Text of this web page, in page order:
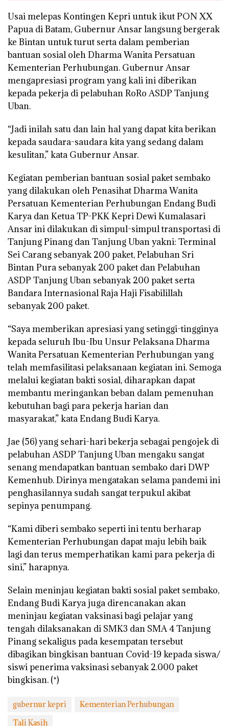
Usai melepas Kontingen Kepri untuk ikut PON XX
Papua di Batam, Gubernur Ansar langsung bergerak
ke Bintan untuk turut serta dalam pemberian
bantuan sosial oleh Dharma Wanita Persatuan
Kementerian Perhubungan. Gubernur Ansar
mengapresiasi program yang kali ini diberikan
kepada pekerja di pelabuhan RoRo ASDP Tanjung
Uban.
“Jadi inilah satu dan lain hal yang dapat kita berikan
kepada saudara-saudara kita yang sedang dalam
kesulitan,” kata Gubernur Ansar.
Kegiatan pemberian bantuan sosial paket sembako
yang dilakukan oleh Penasihat Dharma Wanita
Persatuan Kementerian Perhubungan Endang Budi
Karya dan Ketua TP-PKK Kepri Dewi Kumalasari
Ansar ini dilakukan di simpul-simpul transportasi di
Tanjung Pinang dan Tanjung Uban yakni: Terminal
Sei Carang sebanyak 200 paket, Pelabuhan Sri
Bintan Pura sebanyak 200 paket dan Pelabuhan
ASDP Tanjung Uban sebanyak 200 paket serta
Bandara Internasional Raja Haji Fisabilillah
sebanyak 200 paket.
“Saya memberikan apresiasi yang setinggi-tingginya
kepada seluruh Ibu-Ibu Unsur Pelaksana Dharma
Wanita Persatuan Kementerian Perhubungan yang
telah memfasilitasi pelaksanaan kegiatan ini. Semoga
melalui kegiatan bakti sosial, diharapkan dapat
membantu meringankan beban dalam pemenuhan
kebutuhan bagi para pekerja harian dan
masyarakat,” kata Endang Budi Karya.
Jae (56) yang sehari-hari bekerja sebagai pengojek di
pelabuhan ASDP Tanjung Uban mengaku sangat
senang mendapatkan bantuan sembako dari DWP
Kemenhub. Dirinya mengatakan selama pandemi ini
penghasilannya sudah sangat terpukul akibat
sepinya penumpang.
“Kami diberi sembako seperti ini tentu berharap
Kementerian Perhubungan dapat maju lebih baik
lagi dan terus memperhatikan kami para pekerja di
sini,” harapnya.
Selain meninjau kegiatan bakti sosial paket sembako,
Endang Budi Karya juga direncanakan akan
meninjau kegiatan vaksinasi bagi pelajar yang
tengah dilaksanakan di SMK3 dan SMA 4 Tanjung
Pinang sekaligus pada kesempatan tersebut
dibagikan bingkisan bantuan Covid-19 kepada siswa/
siswi penerima vaksinasi sebanyak 2.000 paket
bingkisan. (*)
gubernur kepri
Kementerian Perhubungan
Tali Kasih